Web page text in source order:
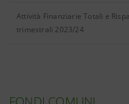
Attività Finanziarie Totali e
trimestrali 2023/24